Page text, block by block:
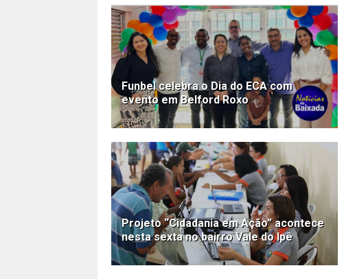
Funbel celebra o Dia do ECA com
evento em Belford Roxo
Projeto “Cidadania em Ação” acontece
nesta sexta no bairro Vale do Ipê